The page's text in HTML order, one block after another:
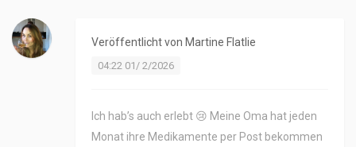
Veröffentlicht von Martine Flatlie
04:22 01/ 2/2026
Ich hab’s auch erlebt 😢 Meine Oma hat jeden
Monat ihre Medikamente per Post bekommen